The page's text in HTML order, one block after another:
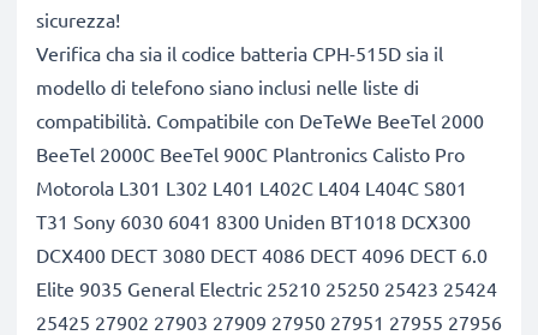
sicurezza!
Verifica cha sia il codice batteria CPH-515D sia il
modello di telefono siano inclusi nelle liste di
compatibilità. Compatibile con DeTeWe BeeTel 2000
BeeTel 2000C BeeTel 900C Plantronics Calisto Pro
Motorola L301 L302 L401 L402C L404 L404C S801
T31 Sony 6030 6041 8300 Uniden BT1018 DCX300
DCX400 DECT 3080 DECT 4086 DECT 4096 DECT 6.0
Elite 9035 General Electric 25210 25250 25423 25424
25425 27902 27903 27909 27950 27951 27955 27956